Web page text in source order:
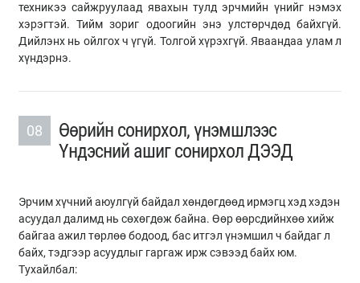
техникээ сайжруулаад явахын тулд эрчмийн үнийг нэмэх
хэрэгтэй. Тийм зориг одоогийн энэ улстөрчдөд байхгүй.
Дийлэнх нь ойлгох ч үгүй. Толгой хүрэхгүй. Яваандаа улам л
хүндэрнэ.
08
Өөрийн сонирхол, үнэмшлээс
Үндэсний ашиг сонирхол ДЭЭД
Эрчим хүчний аюулгүй байдал хөндөгдөөд ирмэгц хэд хэдэн
асуудал далимд нь сөхөгдөж байна. Өөр өөрсдийнхөө хийж
байгаа ажил төрлөө бодоод, бас итгэл үнэмшил ч байдаг л
байх, тэдгээр асуудлыг гаргаж ирж сэвээд байх юм.
Тухайлбал: